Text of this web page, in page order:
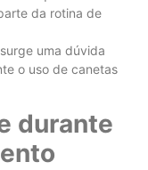
da rotina de
uma dúvida
o uso de canetas
durante